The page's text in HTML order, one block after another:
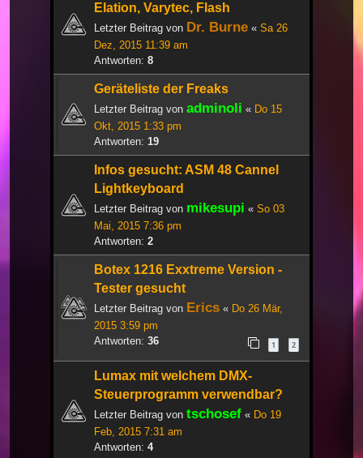
Elation, Varytec, Flash
Letzter Beitrag von Dr. Burne « Sa 26
Dez, 2015 11:39 am
Antworten: 8
Geräteliste der Freaks
Letzter Beitrag von adminoli « Do 15
Okt, 2015 1:33 pm
Antworten: 19
Infos gesucht: ASM 48 Cannel
Lightkeyboard
Letzter Beitrag von mikesupi « So 03
Mai, 2015 7:36 pm
Antworten: 2
Botex 1216 Exxtreme Version -
Tester gesucht
Letzter Beitrag von Erics « Do 26 Mär,
2015 3:59 pm
Antworten: 36 1 2
Lumax mit welchem DMX-
Steuerprogramm verwendbar?
Letzter Beitrag von tschosef « Do 19
Feb, 2015 7:31 am
Antworten: 4